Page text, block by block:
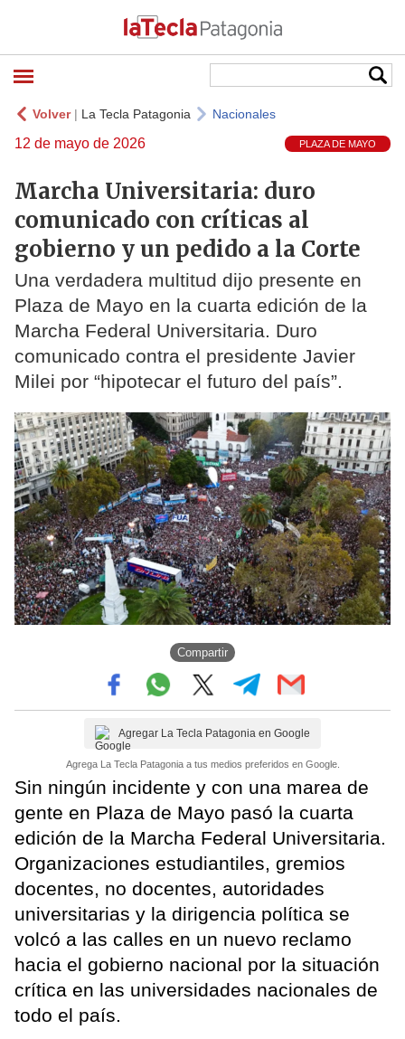
Volver| La Tecla Patagonia Nacionales
12 de mayo de 2026 PLAZA DE MAYO
Marcha Universitaria: duro
comunicado con críticas al
gobierno y un pedido a la Corte
Una verdadera multitud dijo presente en
Plaza de Mayo en la cuarta edición de la
Marcha Federal Universitaria. Duro
comunicado contra el presidente Javier
Milei por “hipotecar el futuro del país”.
Compartir
Agregar La Tecla Patagonia en Google
Agrega La Tecla Patagonia a tus medios preferidos en Google.
Sin ningún incidente y con una marea de
gente en Plaza de Mayo pasó la cuarta
edición de la Marcha Federal Universitaria.
Organizaciones estudiantiles, gremios
docentes, no docentes, autoridades
universitarias y la dirigencia política se
volcó a las calles en un nuevo reclamo
hacia el gobierno nacional por la situación
crítica en las universidades nacionales de
todo el país.